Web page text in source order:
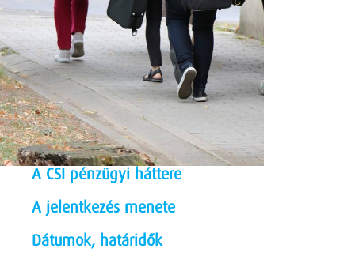
A CSI pénzügyi háttere
A jelentkezés menete
Dátumok, határidők